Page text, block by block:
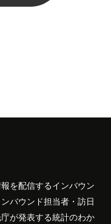
を配信するインバウン
バウンド担当者・訪日
が発表する統計のわか